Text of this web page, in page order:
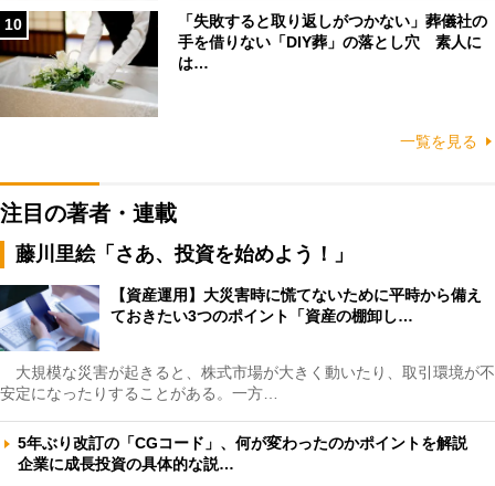
10
「失敗すると取り返しがつかない」葬儀社の
手を借りない「DIY葬」の落とし穴 素人に
は…
一覧を見る
注目の著者・連載
藤川里絵「さあ、投資を始めよう！」
【資産運用】大災害時に慌てないために平時から備え
ておきたい3つのポイント「資産の棚卸し…
大規模な災害が起きると、株式市場が大きく動いたり、取引環境が不
安定になったりすることがある。一方…
5年ぶり改訂の「CGコード」、何が変わったのかポイントを解説
企業に成長投資の具体的な説…